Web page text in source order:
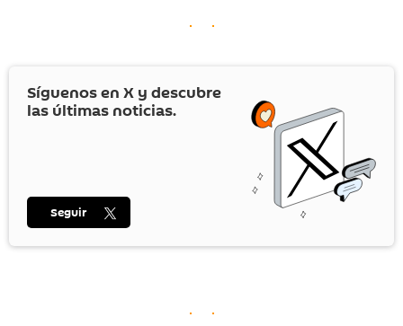
Síguenos en X y descubre
las últimas noticias.
Seguir